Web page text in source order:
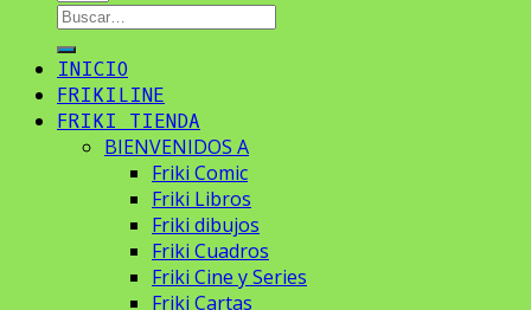
Buscar
por:
INICIO
FRIKILINE
FRIKI TIENDA
BIENVENIDOS A
Friki Comic
Friki Libros
Friki dibujos
Friki Cuadros
Friki Cine y Series
Friki Cartas